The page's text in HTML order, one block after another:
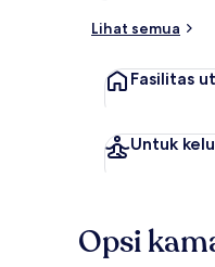
Lihat semua
Fasilitas
Untuk
Opsi